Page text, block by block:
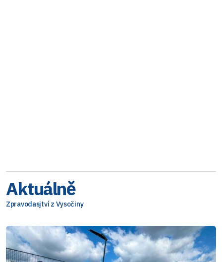
Aktuálně
Zpravodasjtví z Vysočiny